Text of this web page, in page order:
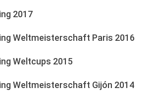
2017
Weltmeisterschaft Paris 2016
Weltcups 2015
Weltmeisterschaft Gijón 2014